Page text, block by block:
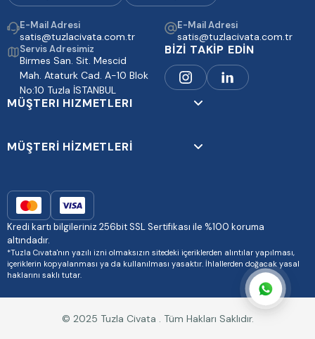
E-Mail Adresi
satis@tuzlacivata.com.tr
E-Mail Adresi
satis@tuzlacivata.com.tr
Servis Adresimiz
Birmes San. Sit. Mescid
Mah. Ataturk Cad. A-10 Blok
No:10 Tuzla İSTANBUL
BİZİ TAKİP EDİN
MÜŞTERI HIZMETLERI
MÜŞTERİ HİZMETLERİ
Kredi kartı bilgileriniz 256bit SSL Sertifikası ile %100 koruma
altındadır.
*Tuzla Cıvata'nın yazılı izni olmaksızın sitedeki içeriklerden alıntılar yapılması,
içeriklerin kopyalanması ya da kullanılması yasaktır. İhlallerden doğacak yasal
haklarını saklı tutar.
© 2025 Tuzla Civata . Tüm Hakları Saklıdır.